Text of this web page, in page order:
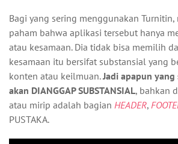
Bagi yang sering menggunakan Turnitin,
paham bahwa aplikasi tersebut hanya
atau kesamaan. Dia tidak bisa memilih
kesamaan itu bersifat substansial yang
konten atau keilmuan.Jadi apapun
akan DIANGGAP SUBSTANSIAL, bahkan
atau mirip adalah bagian HEADER,
PUSTAKA.